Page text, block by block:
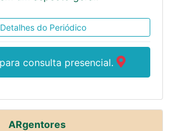
Detalhes do Periódico
consulta presencial.
ARgentores